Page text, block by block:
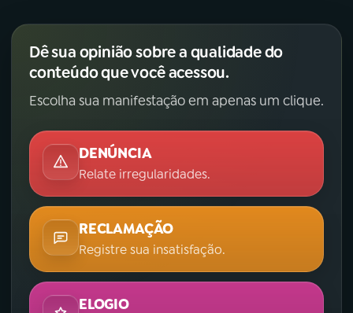
Dê sua opinião sobre a qualidade do
conteúdo que você acessou.
Escolha sua manifestação em apenas um clique.
DENÚNCIA
Relate irregularidades.
RECLAMAÇÃO
Registre sua insatisfação.
ELOGIO